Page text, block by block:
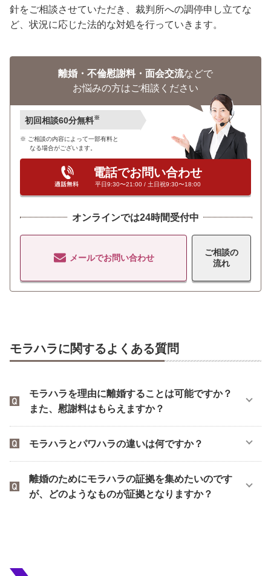
針をご相談させていただき、裁判所への調停申し立てな
ど、状況に応じた法的な対処を行っていきます。
離婚・不倫慰謝料・面会交流などで
お悩みの方はご相談ください
初回相談60分無料※
ご相談の内容によって一部有料と
なる場合がございます。
電話でお問い合わせ
平日9:30〜21:00 / 土日祝9:30〜18:00
オンラインでは24時間受付中
メールでお問い合わせ
ご相談の
流れ
モラハラに関するよくある質問
モラハラを理由に離婚することは可能ですか？
また、慰謝料はもらえますか？
モラハラとパワハラの違いは何ですか？
離婚のためにモラハラの証拠を集めたいのです
が、どのようなものが証拠となりますか？